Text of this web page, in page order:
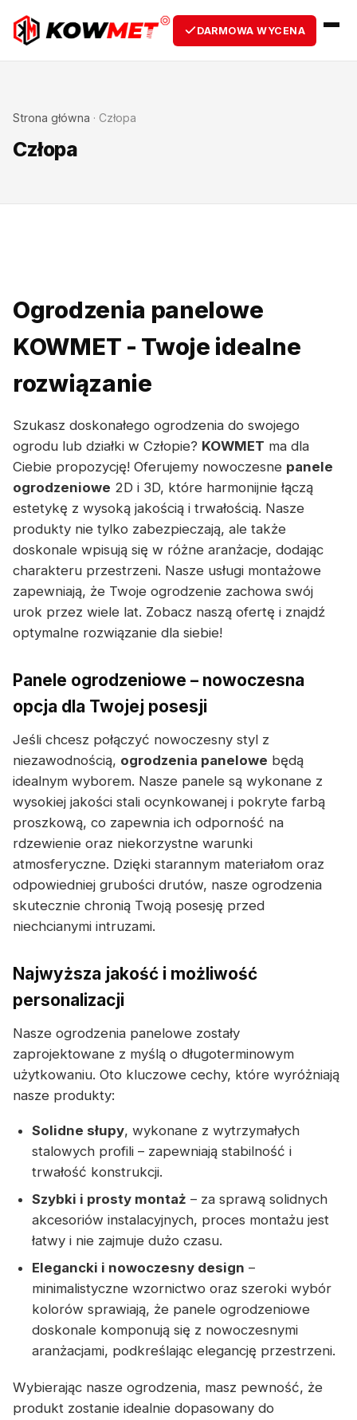
DARMOWA WYCENA
Strona główna · Człopa
Człopa
Ogrodzenia panelowe
KOWMET - Twoje idealne
rozwiązanie
Szukasz doskonałego ogrodzenia do swojego
ogrodu lub działki w Człopie? KOWMET ma dla
Ciebie propozycję! Oferujemy nowoczesne panele
ogrodzeniowe 2D i 3D, które harmonijnie łączą
estetykę z wysoką jakością i trwałością. Nasze
produkty nie tylko zabezpieczają, ale także
doskonale wpisują się w różne aranżacje, dodając
charakteru przestrzeni. Nasze usługi montażowe
zapewniają, że Twoje ogrodzenie zachowa swój
urok przez wiele lat. Zobacz naszą ofertę i znajdź
optymalne rozwiązanie dla siebie!
Panele ogrodzeniowe – nowoczesna
opcja dla Twojej posesji
Jeśli chcesz połączyć nowoczesny styl z
niezawodnością, ogrodzenia panelowe będą
idealnym wyborem. Nasze panele są wykonane z
wysokiej jakości stali ocynkowanej i pokryte farbą
proszkową, co zapewnia ich odporność na
rdzewienie oraz niekorzystne warunki
atmosferyczne. Dzięki starannym materiałom oraz
odpowiedniej grubości drutów, nasze ogrodzenia
skutecznie chronią Twoją posesję przed
niechcianymi intruzami.
Najwyższa jakość i możliwość
personalizacji
Nasze ogrodzenia panelowe zostały
zaprojektowane z myślą o długoterminowym
użytkowaniu. Oto kluczowe cechy, które wyróżniają
nasze produkty:
Solidne słupy, wykonane z wytrzymałych
stalowych profili – zapewniają stabilność i
trwałość konstrukcji.
Szybki i prosty montaż – za sprawą solidnych
akcesoriów instalacyjnych, proces montażu jest
łatwy i nie zajmuje dużo czasu.
Elegancki i nowoczesny design –
minimalistyczne wzornictwo oraz szeroki wybór
kolorów sprawiają, że panele ogrodzeniowe
doskonale komponują się z nowoczesnymi
aranżacjami, podkreślając elegancję przestrzeni.
Wybierając nasze ogrodzenia, masz pewność, że
produkt zostanie idealnie dopasowany do